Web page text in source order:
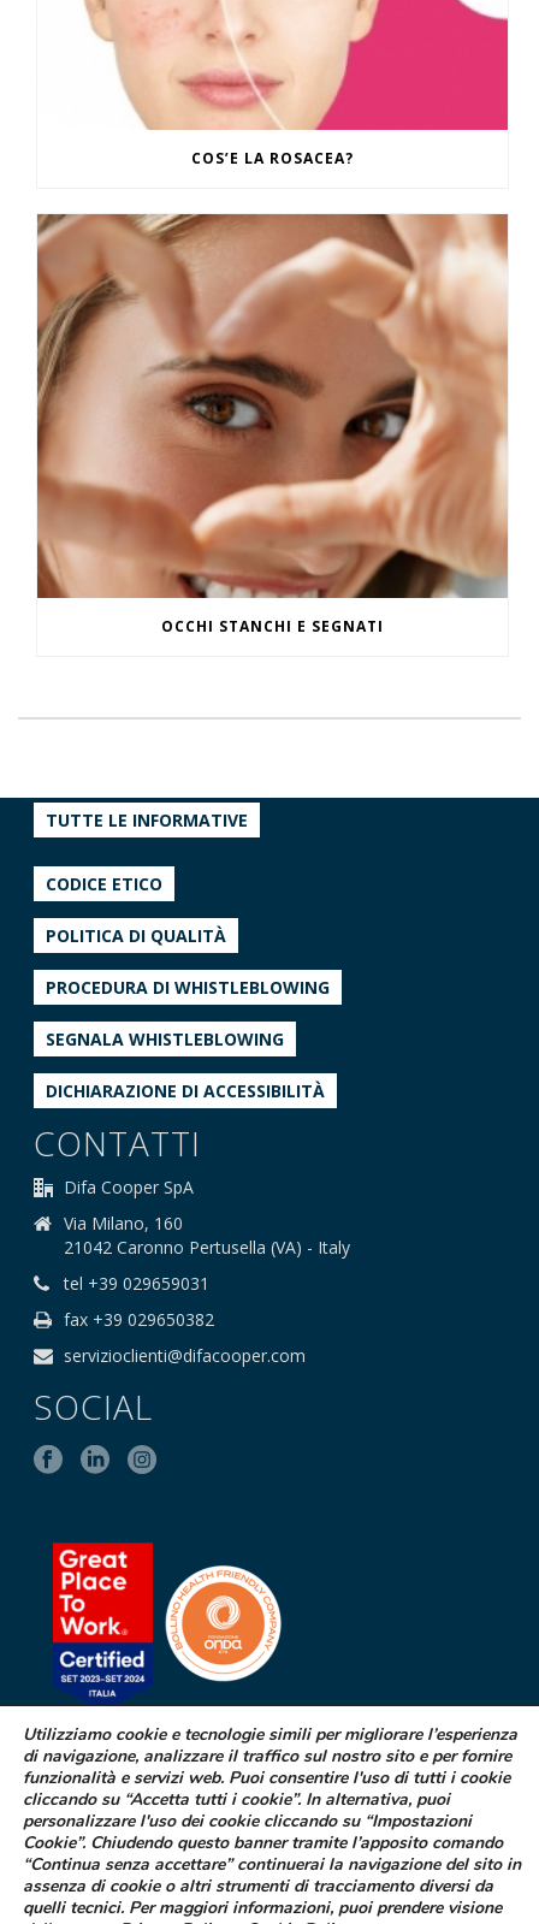
COS’E LA ROSACEA?
OCCHI STANCHI E SEGNATI
TUTTE LE INFORMATIVE
CODICE ETICO
POLITICA DI QUALITÀ
PROCEDURA DI WHISTLEBLOWING
SEGNALA WHISTLEBLOWING
DICHIARAZIONE DI ACCESSIBILITÀ
CONTATTI
Difa Cooper SpA
Via Milano, 160
21042 Caronno Pertusella (VA) - Italy
tel +39 029659031
fax +39 029650382
servizioclienti@difacooper.com
SOCIAL
SEGNALAZIONE DI EFFETTI
INDESIDERATI DA FARMACI
Se sospetti di aver avuto effetti indesiderati durante l’assunzione di
uno dei medicinali Difa Cooper o ne hai riscontrato dei difetti puoi
segnalarlo immediatamente al tuo medico curante, al farmacista
oppure alla struttura sanitaria di riferimento
Utilizziamo cookie e tecnologie simili per migliorare l’esperienza
di navigazione, analizzare il traffico sul nostro sito e per fornire
funzionalità e servizi web. Puoi consentire l'uso di tutti i cookie
cliccando su “Accetta tutti i cookie”. In alternativa, puoi
personalizzare l'uso dei cookie cliccando su “Impostazioni
Cookie”. Chiudendo questo banner tramite l’apposito comando
“Continua senza accettare” continuerai la navigazione del sito in
assenza di cookie o altri strumenti di tracciamento diversi da
quelli tecnici. Per maggiori informazioni, puoi prendere visione